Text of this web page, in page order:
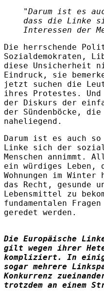
"Darum ist es
dass die Linke
Interessen der
Die herrschende
Sozialdemokraten,
diese Unsicherheit
Eindruck, sie
jetzt suchen die
ihres Protestes.
der Diskurs der
der Sündenböcke, die
naheliegend.
Darum ist es auch
Linke sich der
Menschen annimmt.
ein würdiges Leben,
Wohnungen im Winter
das Recht, gesunde
Lebensmittel zu
fundamentalen Fragen
geredet werden.
Die Europäische
gilt wegen ihrer
kompliziert. In
sogar mehrere
Konkurrenz
trotzdem an einem